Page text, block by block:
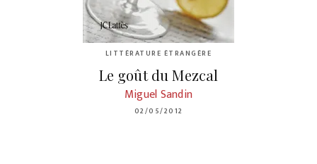
LITTÉRATURE ÉTRANGÈRE
Le goût du Mezcal
Miguel Sandin
02/05/2012